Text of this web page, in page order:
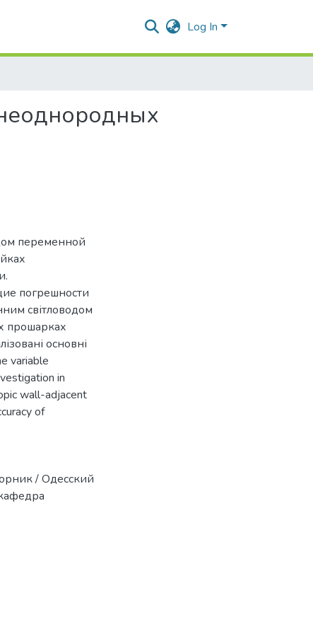
Log In
переменной
погрешности
світловодом
прошарках
основні
variable
in
wall-adjacent
of
/ Одесский